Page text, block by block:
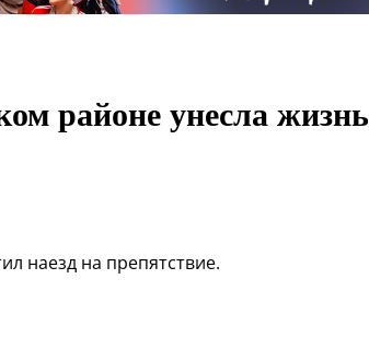
районе унесла жизнь
наезд на препятствие.